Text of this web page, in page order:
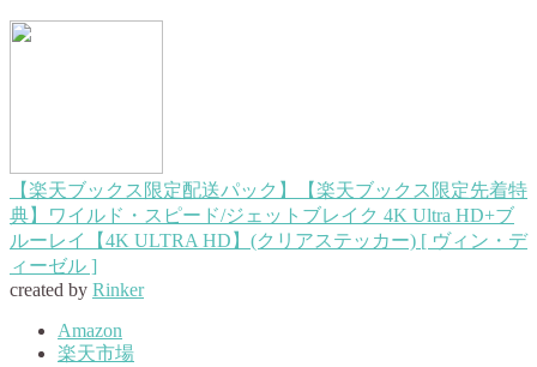
【楽天ブックス限定配送パック】【楽天ブックス限定先着特
典】ワイルド・スピード/ジェットブレイク 4K Ultra HD+ブ
ルーレイ【4K ULTRA HD】(クリアステッカー) [ ヴィン・デ
ィーゼル ]
created by Rinker
Amazon
楽天市場